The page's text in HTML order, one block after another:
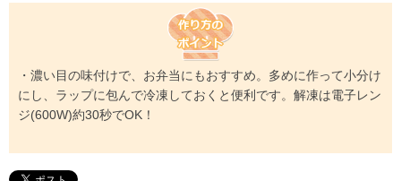
・濃い目の味付けで、お弁当にもおすすめ。多めに作って小分け
にし、ラップに包んで冷凍しておくと便利です。解凍は電子レン
ジ(600W)約30秒でOK！